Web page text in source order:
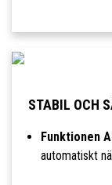
STABIL OCH
Funktionen
automatiskt